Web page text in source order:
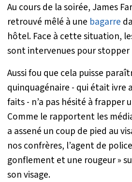
Au cours de la soirée, James
retrouvé mêlé à une bagarre
hôtel. Face à cette situation,
sont intervenues pour stopper
Aussi fou que cela puisse
quinquagénaire - qui était ivre
faits - n’a pas hésité à frapper
Comme le rapportent les
a assené un coup de pied au
nos confrères, l’agent de
gonflement et une rougeur»
son visage.